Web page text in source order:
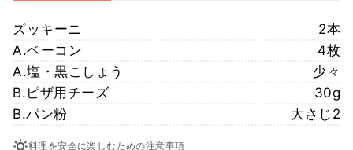
ズッキーニ
2本
A.ベーコン
4枚
A.塩・黒こしょう
少々
B.ピザ用チーズ
30g
B.パン粉
大さじ2
料理を安全に楽しむための注意事項